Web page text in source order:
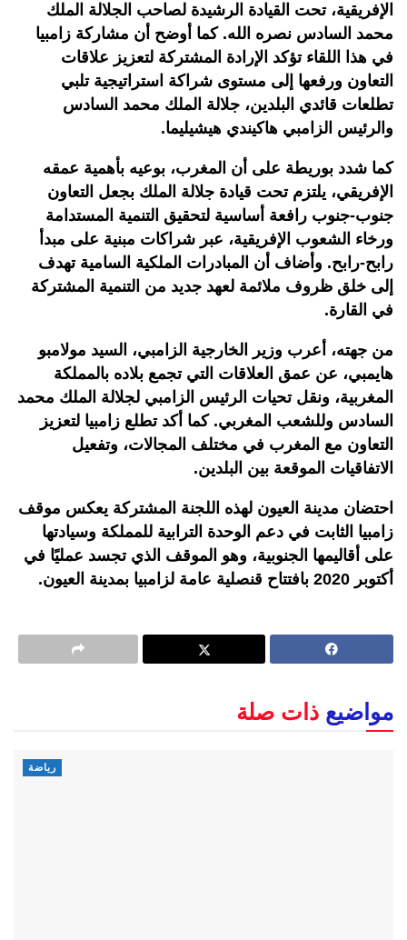
الإفريقية، تحت القيادة الرشيدة لصاحب الجلالة الملك
محمد السادس نصره الله. كما أوضح أن مشاركة زامبيا
في هذا اللقاء تؤكد الإرادة المشتركة لتعزيز علاقات
التعاون ورفعها إلى مستوى شراكة استراتيجية تلبي
تطلعات قائدي البلدين، جلالة الملك محمد السادس
والرئيس الزامبي هاكيندي هيشيليما.
كما شدد بوريطة على أن المغرب، بوعيه بأهمية عمقه
الإفريقي، يلتزم تحت قيادة جلالة الملك بجعل التعاون
جنوب-جنوب رافعة أساسية لتحقيق التنمية المستدامة
ورخاء الشعوب الإفريقية، عبر شراكات مبنية على مبدأ
رابح-رابح. وأضاف أن المبادرات الملكية السامية تهدف
إلى خلق ظروف ملائمة لعهد جديد من التنمية المشتركة
في القارة.
من جهته، أعرب وزير الخارجية الزامبي، السيد مولامبو
هايمبي، عن عمق العلاقات التي تجمع بلاده بالمملكة
المغربية، ونقل تحيات الرئيس الزامبي لجلالة الملك محمد
السادس وللشعب المغربي. كما أكد تطلع زامبيا لتعزيز
التعاون مع المغرب في مختلف المجالات، وتفعيل
الاتفاقيات الموقعة بين البلدين.
احتضان مدينة العيون لهذه اللجنة المشتركة يعكس موقف
زامبيا الثابت في دعم الوحدة الترابية للمملكة وسيادتها
على أقاليمها الجنوبية، وهو الموقف الذي تجسد عمليًا في
أكتوبر 2020 بافتتاح قنصلية عامة لزامبيا بمدينة العيون.
مواضيع ذات صلة
رياضة